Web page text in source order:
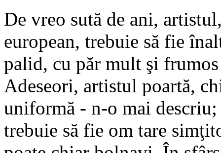
De vreo sută de ani,
european, trebuie să fie
palid, cu păr mult şi
Adeseori, artistul poartă,
uniformă - n-o mai descriu;
trebuie să fie om tare